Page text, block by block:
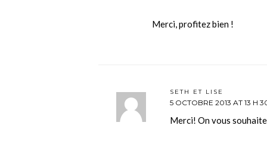
Merci, profitez bien !
SETH ET LISE
5 OCTOBRE 2013 AT 13 H
Merci! On vous